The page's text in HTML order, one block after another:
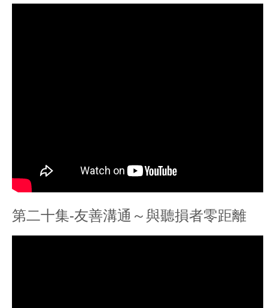
第二十集-友善溝通～與聽損者零距離